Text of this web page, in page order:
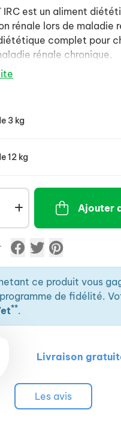
IRC est un aliment
rénale lors de maladie
complet pour
rénale chronique.
3 kg
12 kg
Ajouter
ce produit vous
de fidélité.
**.
Livraison
Les avis